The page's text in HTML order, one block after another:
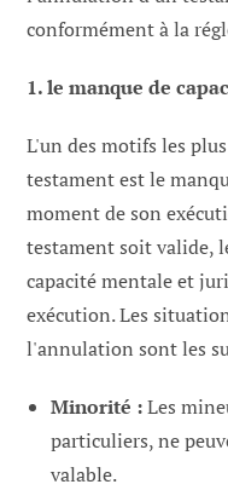
conformément à la
1. le manque de
L'un des motifs les
testament est le
moment de son
testament soit valide,
capacité mentale et
exécution. Les
l'annulation sont les
Minorité :Les
particuliers, ne
valable.